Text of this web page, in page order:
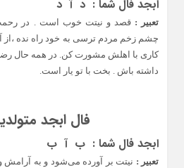
ابجد فال شما : د آ د
تعبیر : قصد و نیتت خوب است . در
چشم زخم مردم ترسی به خود راه نده ،از
کاری با اهلش مشورت کن. در همه حال
داشته باش . بخت با تو یار است.
فال ابجد
ابجد فال شما : ب آ ب
تعبیر : نیتت بر آورده می‌شود و به